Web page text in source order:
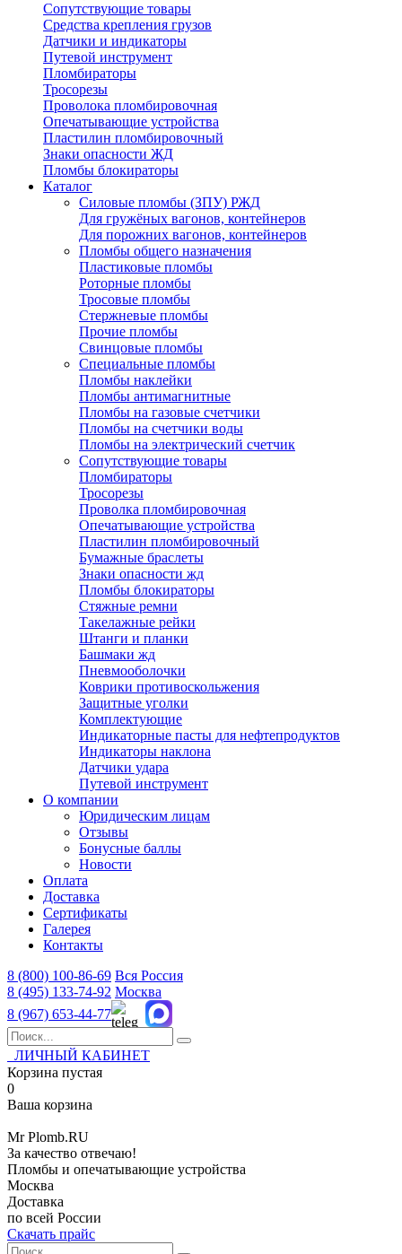
Сопутствующие товары
Средства крепления грузов
Датчики и индикаторы
Путевой инструмент
Пломбираторы
Тросорезы
Проволока пломбировочная
Опечатывающие устройства
Пластилин пломбировочный
Знаки опасности ЖД
Пломбы блокираторы
Каталог
Силовые пломбы (ЗПУ) РЖД
Для гружёных вагонов, контейнеров
Для порожних вагонов, контейнеров
Пломбы общего назначения
Пластиковые пломбы
Роторные пломбы
Тросовые пломбы
Стержневые пломбы
Прочие пломбы
Свинцовые пломбы
Специальные пломбы
Пломбы наклейки
Пломбы антимагнитные
Пломбы на газовые счетчики
Пломбы на счетчики воды
Пломбы на электрический счетчик
Сопутствующие товары
Пломбираторы
Тросорезы
Проволка пломбировочная
Опечатывающие устройства
Пластилин пломбировочный
Бумажные браслеты
Знаки опасности жд
Пломбы блокираторы
Стяжные ремни
Такелажные рейки
Штанги и планки
Башмаки жд
Пневмооболочки
Коврики противоскольжения
Защитные уголки
Комплектующие
Индикаторные пасты для нефтепродуктов
Индикаторы наклона
Датчики удара
Путевой инструмент
О компании
Юридическим лицам
Отзывы
Бонусные баллы
Новости
Оплата
Доставка
Сертификаты
Галерея
Контакты
8 (800) 100-86-69 Вся Россия
8 (495) 133-74-92 Москва
8 (967) 653-44-77
ЛИЧНЫЙ КАБИНЕТ
Корзина пустая
0
Ваша корзина
MrPlomb.RU
За качество отвечаю!
Пломбы и опечатывающие устройства
Москва
Доставка
по всей России
Скачать прайс